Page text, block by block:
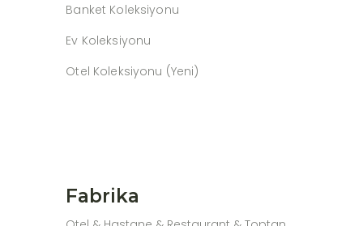
Banket Koleksiyonu
Ev Koleksiyonu
Otel Koleksiyonu (Yeni)
Fabrika